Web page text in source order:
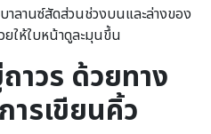
าลานซ์สัดส่วนช่วงบนและล่างของ
ยให้ใบหน้าดูละมุนขึ้น
าวร ด้วยทาง
ารเขียนคิ้ว